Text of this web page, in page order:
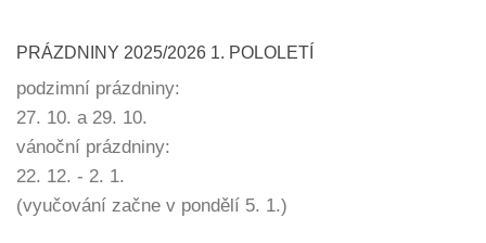
PRÁZDNINY 2025/2026 1. POLOLETÍ
podzimní prázdniny:
27. 10. a 29. 10.
vánoční prázdniny:
22. 12. - 2. 1.
(vyučování začne v pondělí 5. 1.)